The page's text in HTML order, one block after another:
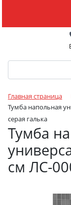
Главная страница
Тумба напольная
серая галька
Тумба
см ЛС-